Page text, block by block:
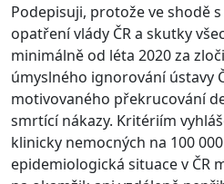
Podepisuji, protože ve shodě
opatření vlády ČR a skutky
minimálně od léta 2020 za
úmyslného ignorování ústavy
motivovaného překrucování
smrtící nákazy. Kritériím
klinicky nemocných na 100
epidemiologická situace v ČR